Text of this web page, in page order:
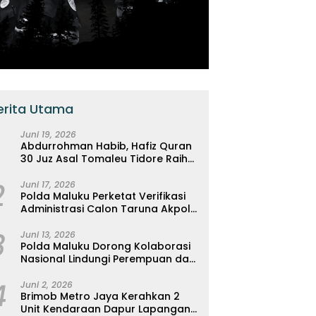
Utama
Juni 19, 2026
Abdurrohman Habib, Hafiz Quran
30 Juz Asal Tomaleu Tidore Raih
Universitas Al-Azhar, Kairo Mesir
Juni 17, 2026
Polda Maluku Perketat Verifikasi
Administrasi Calon Taruna Akpol
Berbasis Merit
Juni 13, 2026
Polda Maluku Dorong Kolaborasi
Nasional Lindungi Perempuan dan
Seribu Pulau
Juni 2, 2026
Brimob Metro Jaya Kerahkan 2
Unit Kendaraan Dapur Lapangan